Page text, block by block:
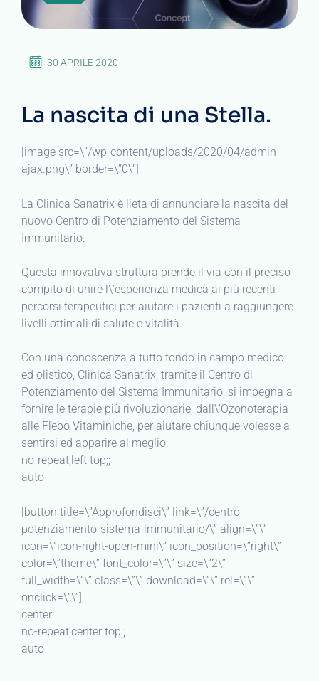
30 APRILE 2020
La nascita di una Stella.
[image src=\”/wp-content/uploads/2020/04/admin-
ajax.png\” border=\”0\”]
La Clinica Sanatrix è lieta di annunciare la nascita del
nuovo Centro di Potenziamento del Sistema
Immunitario.
Questa innovativa struttura prende il via con il preciso
compito di unire l\’esperienza medica ai più recenti
percorsi terapeutici per aiutare i pazienti a raggiungere
livelli ottimali di salute e vitalità.
Con una conoscenza a tutto tondo in campo medico
ed olistico, Clinica Sanatrix, tramite il Centro di
Potenziamento del Sistema Immunitario, si impegna a
fornire le terapie più rivoluzionarie, dall\’Ozonoterapia
alle Flebo Vitaminiche, per aiutare chiunque volesse a
sentirsi ed apparire al meglio.
no-repeat;left top;;
auto
[button title=\”Approfondisci\” link=\”/centro-
potenziamento-sistema-immunitario/\” align=\”\”
icon=\”icon-right-open-mini\” icon_position=\”right\”
color=\”theme\” font_color=\”\” size=\”2\”
full_width=\”\” class=\”\” download=\”\” rel=\”\”
onclick=\”\”]
center
no-repeat;center top;;
auto